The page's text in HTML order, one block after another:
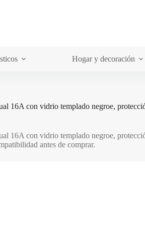
Hogar y decoración
16A con vidrio templado negroe,
16A con vidrio templado negroe,
antes de comprar.